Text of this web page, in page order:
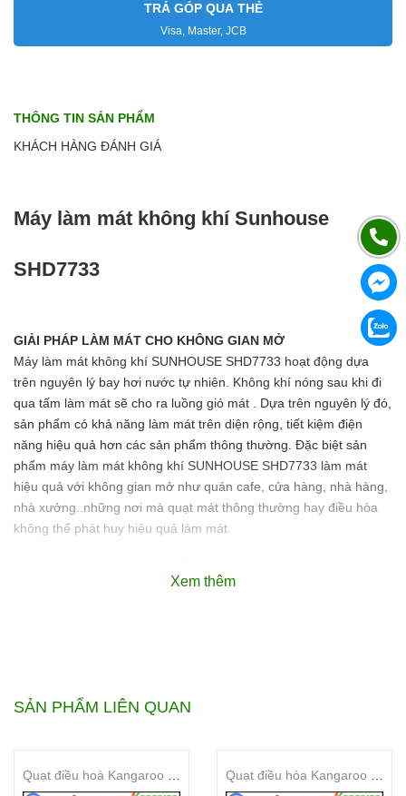
TRẢ GÓP QUA THẺ
Visa, Master, JCB
THÔNG TIN SẢN PHẨM
KHÁCH HÀNG ĐÁNH GIÁ
Máy làm mát không khí Sunhouse
SHD7733
GIẢI PHÁP LÀM MÁT CHO KHÔNG GIAN MỞ
Máy làm mát không khí SUNHOUSE SHD7733 hoạt động dựa
trên nguyên lý bay hơi nước tự nhiên. Không khí nóng sau khi đi
qua tấm làm mát sẽ cho ra luồng gió mát . Dựa trên nguyên lý đó,
sản phẩm có khả năng làm mát trên diện rộng, tiết kiệm điện
năng hiệu quả hơn các sản phẩm thông thường. Đặc biệt sản
phẩm máy làm mát không khí SUNHOUSE SHD7733 làm mát
hiệu quả với không gian mở như quán cafe, cửa hàng, nhà hàng,
nhà xưởng..những nơi mà quạt mát thông thường hay điều hòa
không thể phát huy hiệu quả làm mát.
Xem thêm
SẢN PHẨM LIÊN QUAN